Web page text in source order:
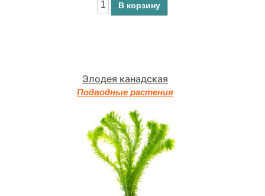
В корзину
Элодея канадская
Подводные растения